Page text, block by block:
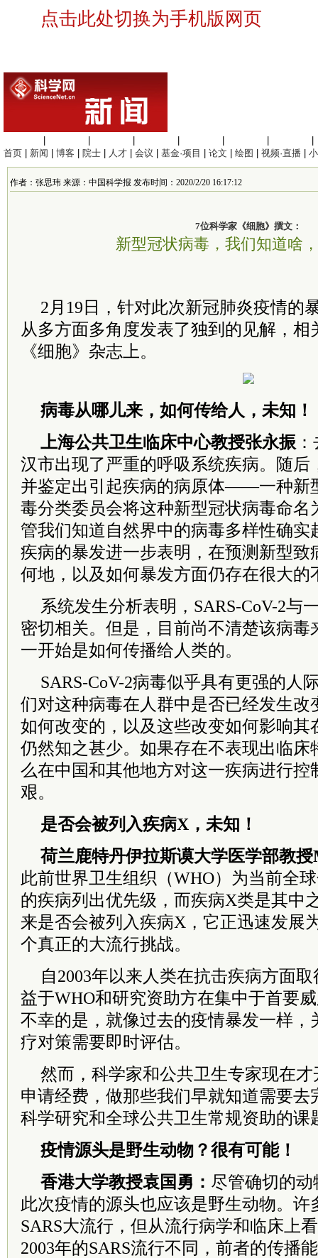
点击此处切换为手机版网页
首页
新闻 博客 院士 人才 会议 基金·项目 论文 绘图 视频·直播
作者：张思玮 来源：中国科学报 发布时间：2020/2/20 16:17:12
7位科学家《细胞》撰文：
新型冠状病毒，我们知道啥
2月19日，针对此次新冠肺炎疫情的
从多方面多角度发表了独到的见解，相
《细胞》杂志上。
病毒从哪儿来，如何传给人，未知！
上海公共卫生临床中心教授张永振
汉市出现了严重的呼吸系统疾病。随后
并鉴定出引起疾病的病原体——一种新
毒分类委员会将这种新型冠状病毒命名
管我们知道自然界中的病毒多样性确实
疾病的暴发进一步表明，在预测新型致
何地，以及如何暴发方面仍存在很大的
系统发生分析表明，SARS-CoV-2与
密切相关。但是，目前尚不清楚该病毒
一开始是如何传播给人类的。
SARS-CoV-2病毒似乎具有更强的人
们对这种病毒在人群中是否已经发生改
如何改变的，以及这些改变如何影响其
仍然知之甚少。如果存在不表现出临床
么在中国和其他地方对这一疾病进行控
艰。
是否会被列入疾病X，未知！
荷兰鹿特丹伊拉斯谟大学医学部教
此前世界卫生组织（WHO）为当前全
的疾病列出优先级，而疾病X类是其中
来是否会被列入疾病X，它正迅速发展
个真正的大流行挑战。
自2003年以来人类在抗击疾病方面
益于WHO和研究资助方在集中于首要
不幸的是，就像过去的疫情暴发一样，
疗对策需要即时评估。
然而，科学家和公共卫生专家现在
申请经费，做那些我们早就知道需要去
科学研究和全球公共卫生常规资助的课
疫情源头是野生动物？很有可能！
香港大学教授袁国勇： 尽管确切的
此次疫情的源头也应该是野生动物。许
SARS大流行，但从流行病学和临床上
2003年的SARS流行不同，前者的传播